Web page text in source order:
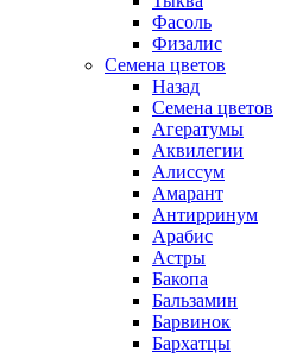
Фасоль
Физалис
Семена цветов
Назад
Семена цветов
Агератумы
Аквилегии
Алиссум
Амарант
Антирринум
Арабис
Астры
Бакопа
Бальзамин
Барвинок
Бархатцы